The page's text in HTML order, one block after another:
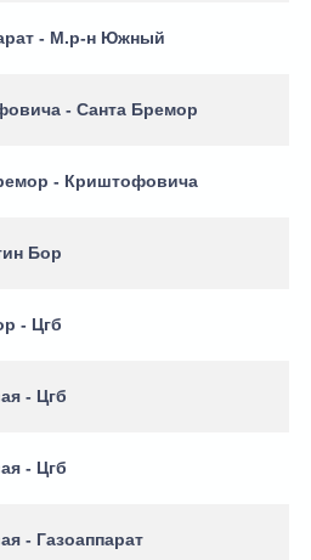
- М.р-н Южный
- Санта Бремор
- Криштофовича
Бор
- Цгб
- Цгб
- Цгб
- Газоаппарат